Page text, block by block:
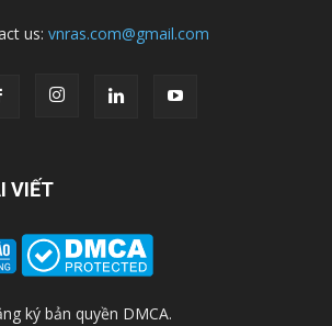
us: vnras.com@gmail.com
VIẾT
ký bản quyền DMCA.